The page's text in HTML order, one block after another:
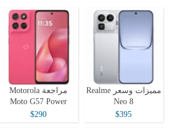
مميزات وسعر Realme
Neo 8
$395
مراجعة Motorola
Moto G57 Power
$290